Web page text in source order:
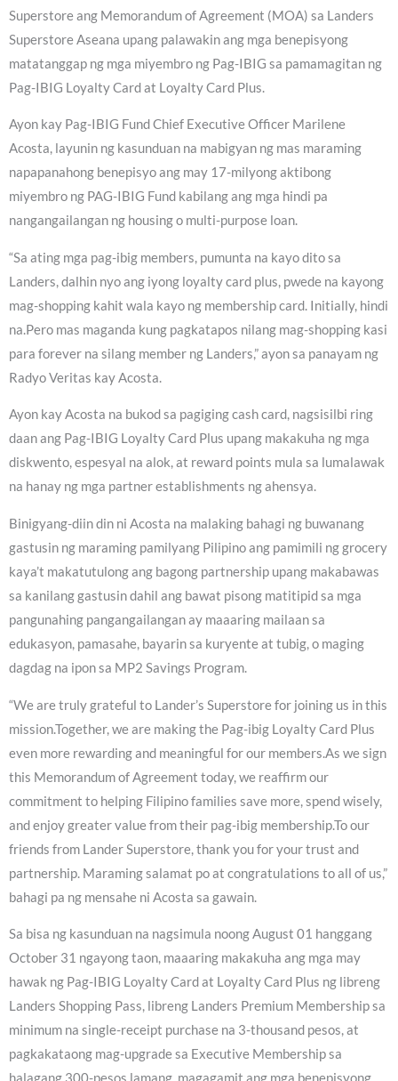
Superstore ang Memorandum of Agreement (MOA) sa Landers
Superstore Aseana upang palawakin ang mga benepisyong
matatanggap ng mga miyembro ng Pag-IBIG sa pamamagitan ng
Pag-IBIG Loyalty Card at Loyalty Card Plus.
Ayon kay Pag-IBIG Fund Chief Executive Officer Marilene
Acosta, layunin ng kasunduan na mabigyan ng mas maraming
napapanahong benepisyo ang may 17-milyong aktibong
miyembro ng PAG-IBIG Fund kabilang ang mga hindi pa
nangangailangan ng housing o multi-purpose loan.
“Sa ating mga pag-ibig members, pumunta na kayo dito sa
Landers, dalhin nyo ang iyong loyalty card plus, pwede na kayong
mag-shopping kahit wala kayo ng membership card. Initially, hindi
na.Pero mas maganda kung pagkatapos nilang mag-shopping kasi
para forever na silang member ng Landers,” ayon sa panayam ng
Radyo Veritas kay Acosta.
Ayon kay Acosta na bukod sa pagiging cash card, nagsisilbi ring
daan ang Pag-IBIG Loyalty Card Plus upang makakuha ng mga
diskwento, espesyal na alok, at reward points mula sa lumalawak
na hanay ng mga partner establishments ng ahensya.
Binigyang-diin din ni Acosta na malaking bahagi ng buwanang
gastusin ng maraming pamilyang Pilipino ang pamimili ng grocery
kaya’t makatutulong ang bagong partnership upang makabawas
sa kanilang gastusin dahil ang bawat pisong matitipid sa mga
pangunahing pangangailangan ay maaaring mailaan sa
edukasyon, pamasahe, bayarin sa kuryente at tubig, o maging
dagdag na ipon sa MP2 Savings Program.
“We are truly grateful to Lander’s Superstore for joining us in this
mission.Together, we are making the Pag-ibig Loyalty Card Plus
even more rewarding and meaningful for our members.As we sign
this Memorandum of Agreement today, we reaffirm our
commitment to helping Filipino families save more, spend wisely,
and enjoy greater value from their pag-ibig membership.To our
friends from Lander Superstore, thank you for your trust and
partnership. Maraming salamat po at congratulations to all of us,”
bahagi pa ng mensahe ni Acosta sa gawain.
Sa bisa ng kasunduan na nagsimula noong August 01 hanggang
October 31 ngayong taon, maaaring makakuha ang mga may
hawak ng Pag-IBIG Loyalty Card at Loyalty Card Plus ng libreng
Landers Shopping Pass, libreng Landers Premium Membership sa
minimum na single-receipt purchase na 3-thousand pesos, at
pagkakataong mag-upgrade sa Executive Membership sa